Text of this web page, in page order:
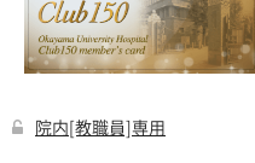
院内[教職員]専用